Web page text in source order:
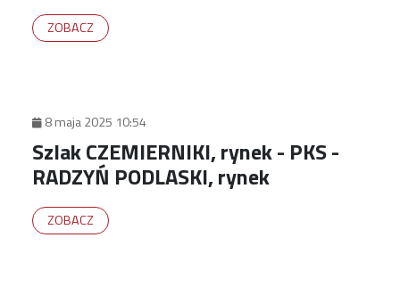
ZOBACZ
8 maja 2025 10:54
Szlak CZEMIERNIKI, rynek - PKS -
RADZYŃ PODLASKI, rynek
ZOBACZ